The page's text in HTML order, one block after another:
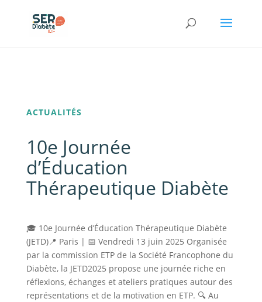
ACTUALITÉS
10e Journée
d’Éducation
Thérapeutique Diabète
🎓 10e Journée d’Éducation Thérapeutique Diabète
(JETD)📍 Paris | 📅 Vendredi 13 juin 2025 Organisée
par la commission ETP de la Société Francophone du
Diabète, la JETD2025 propose une journée riche en
réflexions, échanges et ateliers pratiques autour des
représentations et de la motivation en ETP. 🔍 Au